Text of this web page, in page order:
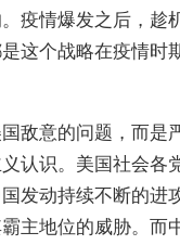
疫情爆发之后，趁
这个战略在疫情时
意的问题，而是
认识。美国社会各
发动持续不断的进
主地位的威胁。而